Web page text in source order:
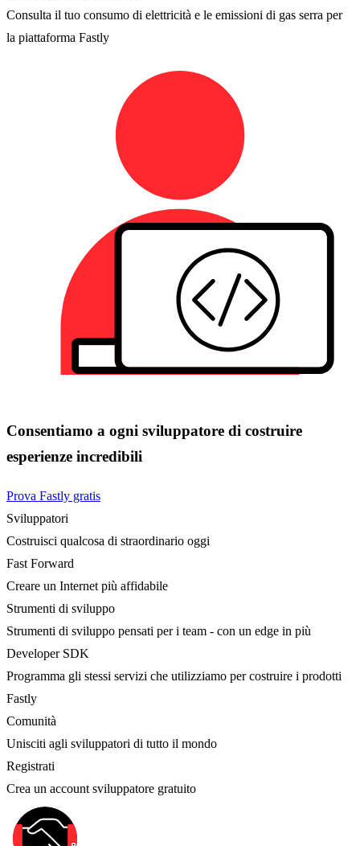
Consulta il tuo consumo di elettricità e le emissioni di gas serra per
la piattaforma Fastly
Consentiamo a ogni sviluppatore di costruire
esperienze incredibili
Prova Fastly gratis
Sviluppatori
Costruisci qualcosa di straordinario oggi
Fast Forward
Creare un Internet più affidabile
Strumenti di sviluppo
Strumenti di sviluppo pensati per i team - con un edge in più
Developer SDK
Programma gli stessi servizi che utilizziamo per costruire i prodotti
Fastly
Comunità
Unisciti agli sviluppatori di tutto il mondo
Registrati
Crea un account sviluppatore gratuito